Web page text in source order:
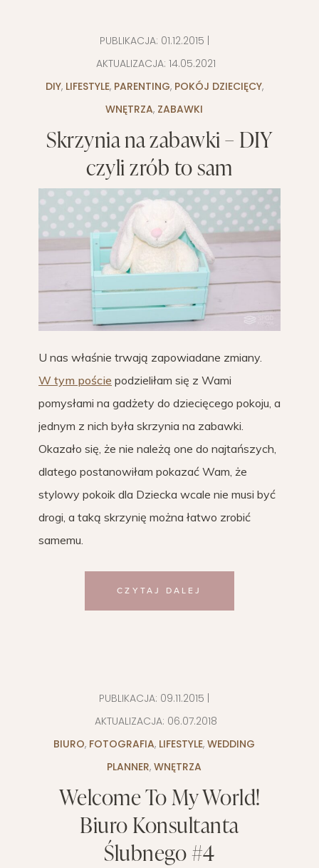
PUBLIKACJA: 01.12.2015
AKTUALIZACJA: 14.05.2021
DIY, LIFESTYLE, PARENTING, POKÓJ DZIECIĘCY,
WNĘTRZA, ZABAWKI
Skrzynia na zabawki – DIY
czyli zrób to sam
U nas właśnie trwają zapowiadane zmiany.
W tym poście podzieliłam się z Wami
pomysłami na gadżety do dziecięcego pokoju, a
jednym z nich była skrzynia na zabawki.
Okazało się, że nie należą one do najtańszych,
dlatego postanowiłam pokazać Wam, że
stylowy pokoik dla Dziecka wcale nie musi być
drogi, a taką skrzynię można łatwo zrobić
samemu.
CZYTAJ DALEJ
PUBLIKACJA: 09.11.2015 |
AKTUALIZACJA: 06.07.2018
BIURO, FOTOGRAFIA, LIFESTYLE, WEDDING
PLANNER, WNĘTRZA
Welcome To My World!
Biuro Konsultanta
Ślubnego #4